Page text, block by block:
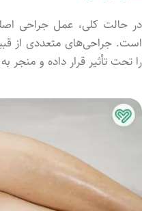
در حالت کلی، عمل جراحی
است. جراحی‌های متعددی از
را تحت تأثیر قرار داد‌ه و منجر